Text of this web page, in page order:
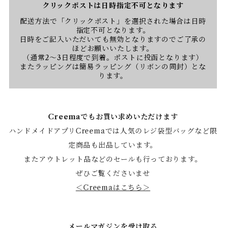
クリックポストは日時指定不可となります
配送方法で「クリックポスト」を選択された場合は日時
指定不可となります。
日時をご記入いただいても無効となりますのでご了承の
ほどお願いいたします。
（通常2〜3日程度で到着。ポストに投函となります）
またラッピングは簡易ラッピング（リボンの同封）とな
ります。
Creemaでもお買い求めいただけます
ハンドメイドアプリCreemaでは人気のレジ袋型バッグなど限
定商品も出品しています。
またアウトレット品などのセールも行っております。
ぜひご覧くださいませ
＜Creemaはこちら＞